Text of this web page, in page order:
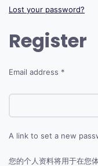
Lost your password?
Register
Email address *
A link to set a new
您的个人资料将用于在您